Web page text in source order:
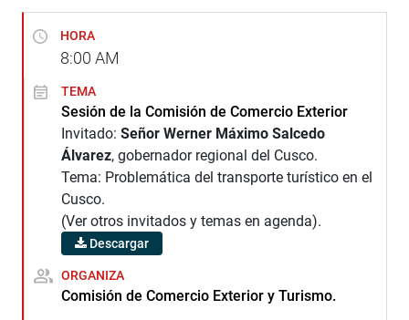
HORA
8:00 AM
TEMA
Sesión de la Comisión de Comercio Exterior
Invitado: Señor Werner Máximo Salcedo
Álvarez, gobernador regional del Cusco.
Tema: Problemática del transporte turístico en el
Cusco.
(Ver otros invitados y temas en agenda).
Descargar
ORGANIZA
Comisión de Comercio Exterior y Turismo.